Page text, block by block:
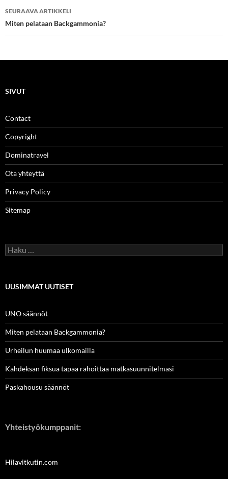
SEURAAVA ARTIKKELI
Miten pelataan Backgammonia?
SIVUT
Contact
Copyright
Dominatravel
Ota yhteyttä
Privacy Policy
Sitemap
Haku:
UUSIMMAT UUTISET
UNO säännöt
Miten pelataan Backgammonia?
Urheilun huumaa ulkomailla
Kahdeksan fiksua tapaa rahoittaa matkasuunnitelmasi
Paskahousu säännöt
Yhteistyökumppanit:
Hilavitkutin.com